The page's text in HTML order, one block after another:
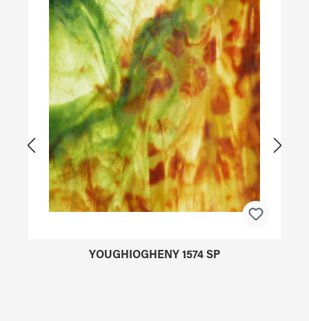
Produktgalerie überspringen
YOUGHIOGHENY 1574 SP